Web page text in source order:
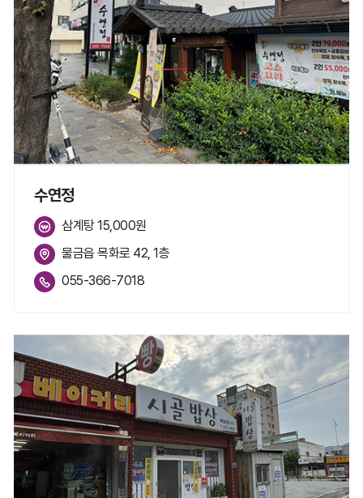
수연정
삼계탕 15,000원
물금읍 목화로 42, 1층
055-366-7018